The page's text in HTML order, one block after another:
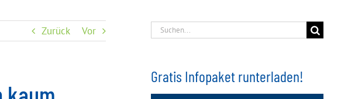
Zurück Vor
Suche
Gratis Infopaket runterladen!